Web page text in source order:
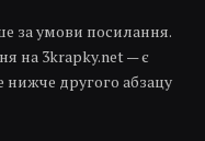
за умови посилання.
на 3krapky.net — є
нижче другого абзацу